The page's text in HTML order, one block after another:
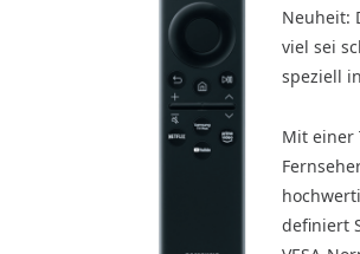
Neuheit:
viel sei
speziell
Mit einer
definiert